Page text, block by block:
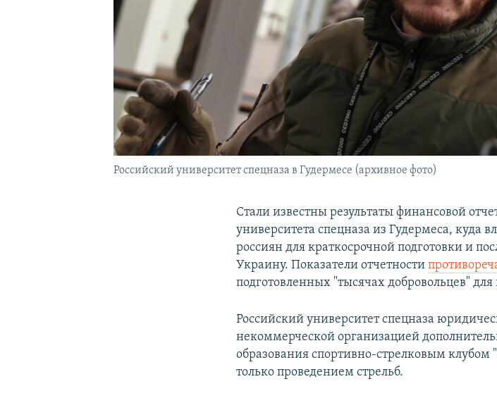
Российский университет спецназа в Гудермесе (архивное фото)
Стали известны результаты финансовой
университета спецназа из Гудермеса, куда
россиян для краткосрочной подготовки и
Украину. Показатели отчетности
подготовленных "тысячах добровольцев"
Российский университет спецназа
некоммерческой организацией
образования спортивно-стрелковым
только проведением стрельб.